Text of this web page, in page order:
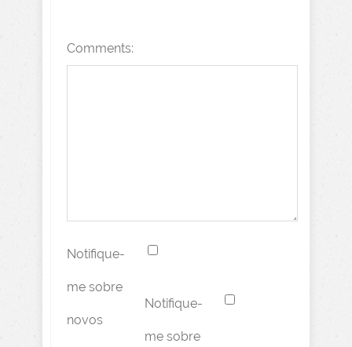
Comments:
Notifique-
me sobre
novos
Notifique-
me sobre